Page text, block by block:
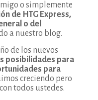
o simplemente
de HTG Express,
o del
a nuestro blog.
de los nuevos
posibilidades para
para
creciendo pero
todos ustedes.